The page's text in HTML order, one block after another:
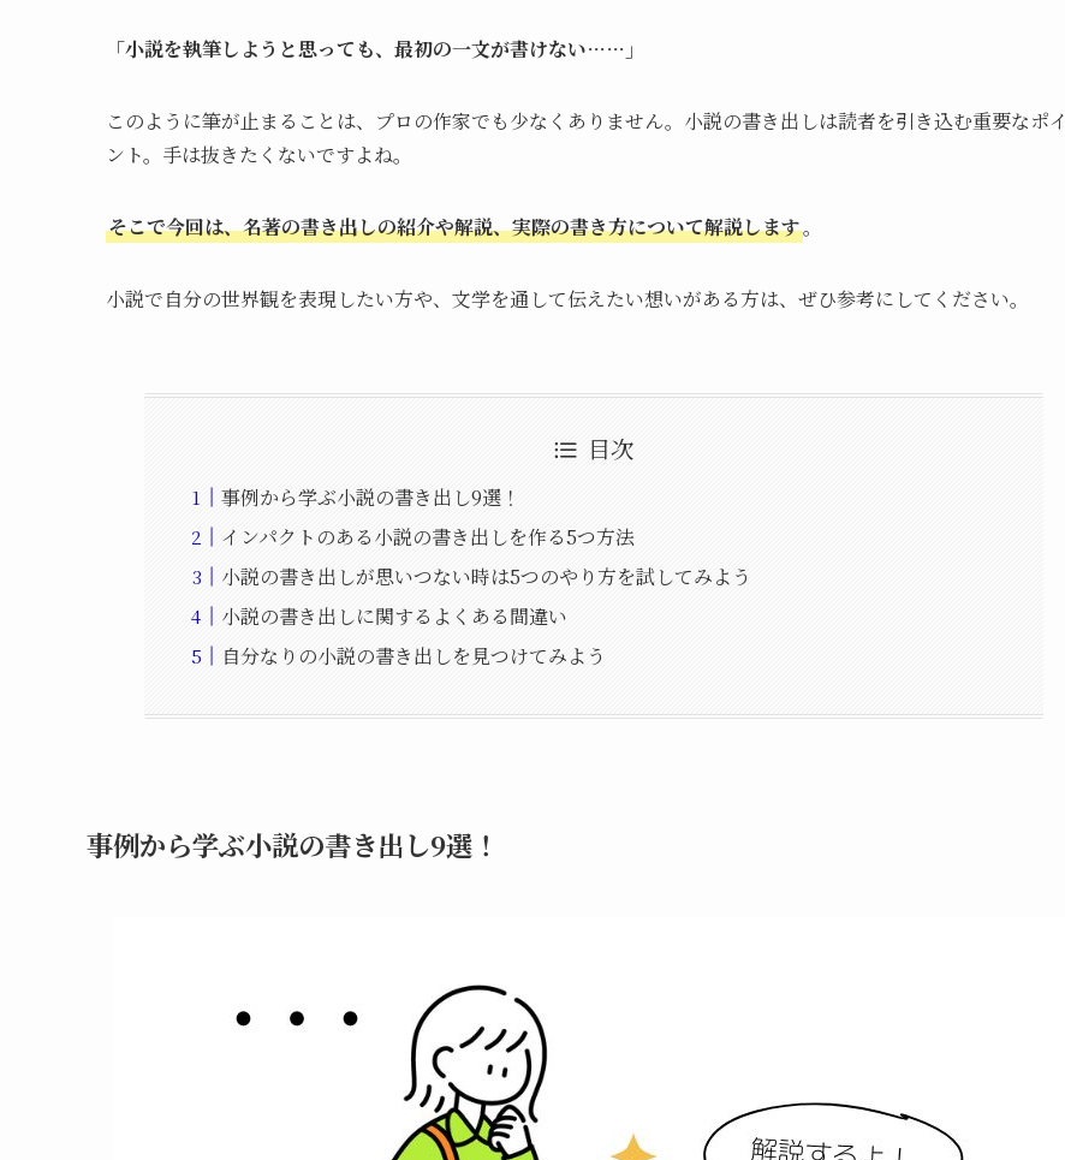
「小説を執筆しようと思っても、最初の一文が書けない……」
このように筆が止まることは、プロの作家でも少なくありません。小説の書き出しは読者を引き込む重要なポイ
ント。手は抜きたくないですよね。
そこで今回は、名著の書き出しの紹介や解説、実際の書き方について解説します。
小説で自分の世界観を表現したい方や、文学を通して伝えたい想いがある方は、ぜひ参考にしてください。
目次
事例から学ぶ小説の書き出し9選！
インパクトのある小説の書き出しを作る5つ方法
小説の書き出しが思いつない時は5つのやり方を試してみよう
小説の書き出しに関するよくある間違い
自分なりの小説の書き出しを見つけてみよう
事例から学ぶ小説の書き出し9選！